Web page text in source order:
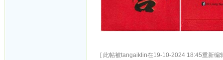
[ 此帖被tangaiklin在19-10-2024 18:45重新编